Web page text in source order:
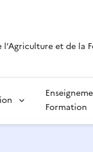
et de la
Formation